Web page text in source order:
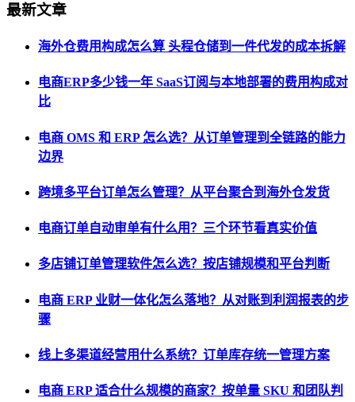
最新文章
海外仓费用构成怎么算 头程仓储到一件代发的成本拆解
电商ERP多少钱一年 SaaS订阅与本地部署的费用构成对
比
电商 OMS 和 ERP 怎么选？从订单管理到全链路的能力
边界
跨境多平台订单怎么管理？从平台聚合到海外仓发货
电商订单自动审单有什么用？三个环节看真实价值
多店铺订单管理软件怎么选？按店铺规模和平台判断
电商 ERP 业财一体化怎么落地？从对账到利润报表的步
骤
线上多渠道经营用什么系统？订单库存统一管理方案
电商 ERP 适合什么规模的商家？按单量 SKU 和团队判